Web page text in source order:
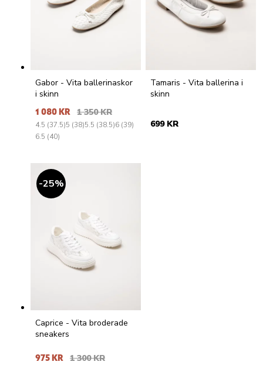
Gabor - Vita ballerinaskor
i skinn
1 080 KR 1 350 KR
4.5 (37.5)5 (38)5.5 (38.5)6 (39)
6.5 (40)
Tamaris - Vita ballerina i
skinn
699 KR
25%
Caprice - Vita broderade
sneakers
975 KR 1 300 KR